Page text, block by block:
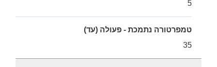
5
טמפרטורה נתמכת - פעולה (עד)
35